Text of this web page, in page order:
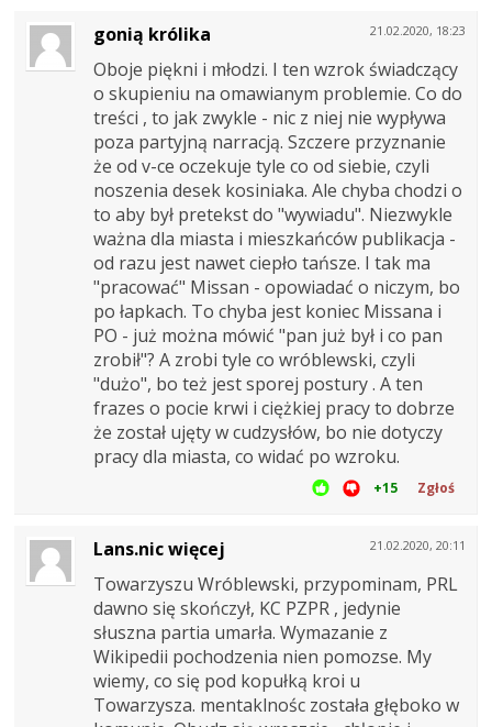
21.02.2020, 18:23
gonią królika
Oboje piękni i młodzi. I ten wzrok świadczący
o skupieniu na omawianym problemie. Co do
treści , to jak zwykle - nic z niej nie wypływa
poza partyjną narracją. Szczere przyznanie
że od v-ce oczekuje tyle co od siebie, czyli
noszenia desek kosiniaka. Ale chyba chodzi o
to aby był pretekst do "wywiadu". Niezwykle
ważna dla miasta i mieszkańców publikacja -
od razu jest nawet ciepło tańsze. I tak ma
"pracować" Missan - opowiadać o niczym, bo
po łapkach. To chyba jest koniec Missana i
PO - już można mówić "pan już był i co pan
zrobił"? A zrobi tyle co wróblewski, czyli
"dużo", bo też jest sporej postury . A ten
frazes o pocie krwi i ciężkiej pracy to dobrze
że został ujęty w cudzysłów, bo nie dotyczy
pracy dla miasta, co widać po wzroku.
+15 Zgłoś
21.02.2020, 20:11
Lans.nic więcej
Towarzyszu Wróblewski, przypominam, PRL
dawno się skończył, KC PZPR , jedynie
słuszna partia umarła. Wymazanie z
Wikipedii pochodzenia nien pomozse. My
wiemy, co się pod kopułką kroi u
Towarzysza. mentaklnośc została głęboko w